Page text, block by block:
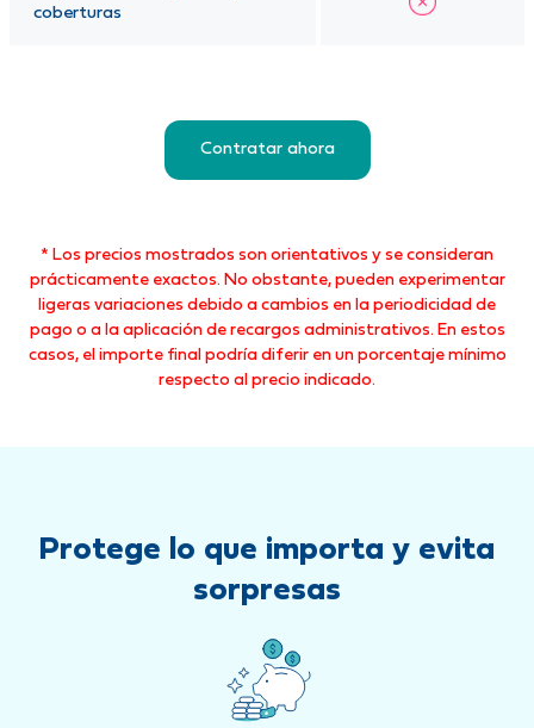
coberturas
Contratar ahora
* Los precios mostrados son orientativos y se consideran
prácticamente exactos. No obstante, pueden experimentar
ligeras variaciones debido a cambios en la periodicidad de
pago o a la aplicación de recargos administrativos. En estos
casos, el importe final podría diferir en un porcentaje mínimo
respecto al precio indicado.
Protege lo que importa y evita
sorpresas